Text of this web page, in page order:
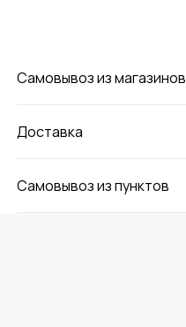
Самовывоз из магазинов
Доставка
Самовывоз из пунктов